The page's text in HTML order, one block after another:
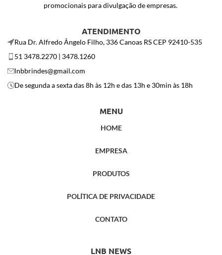
promocionais para divulgação de empresas.
ATENDIMENTO
Rua Dr. Alfredo Ângelo Filho, 336 Canoas RS CEP 92410-535
51 3478.2270 | 3478.1260
lnbbrindes@gmail.com
De segunda a sexta das 8h às 12h e das 13h e 30min às 18h
MENU
HOME
EMPRESA
PRODUTOS
POLÍTICA DE PRIVACIDADE
CONTATO
LNB NEWS